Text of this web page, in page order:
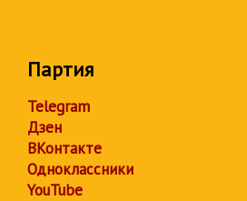
Партия
Telegram
Дзен
ВКонтакте
Одноклассники
YouTube